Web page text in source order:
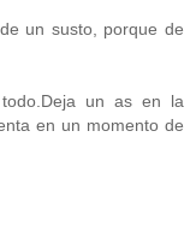
un susto, porque de
un as en la
en un momento de